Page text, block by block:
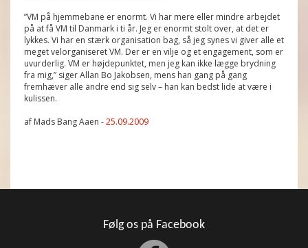
”VM på hjemmebane er enormt. Vi har mere eller mindre arbejdet
på at få VM til Danmark i ti år. Jeg er enormt stolt over, at det er
lykkes. Vi har en stærk organisation bag, så jeg synes vi giver alle et
meget velorganiseret VM. Der er en vilje og et engagement, som er
uvurderlig. VM er højdepunktet, men jeg kan ikke lægge brydning
fra mig,” siger Allan Bo Jakobsen, mens han gang på gang
fremhæver alle andre end sig selv – han kan bedst lide at være i
kulissen.
af Mads Bang Aaen -25.09.2009
Følg os på Facebook